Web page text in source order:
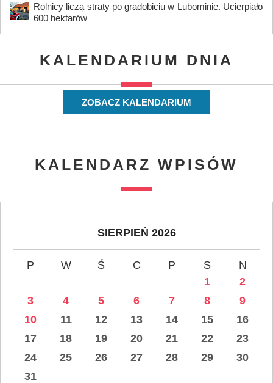
Rolnicy liczą straty po gradobiciu w Lubominie. Ucierpiało
600 hektarów
KALENDARIUM DNIA
ZOBACZ KALENDARIUM
KALENDARZ WPISÓW
SIERPIEŃ 2026
P W Ś C P S
N
1
2
3
4 5 6 7 8
9
10
11 12 13 14 15
16
17
18 19 20 21 22
23
24
25 26 27 28 29
30
31